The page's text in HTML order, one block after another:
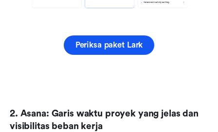
Periksa paket Lark
2. Asana: Garis waktu proyek yang jelas dan
visibilitas beban kerja